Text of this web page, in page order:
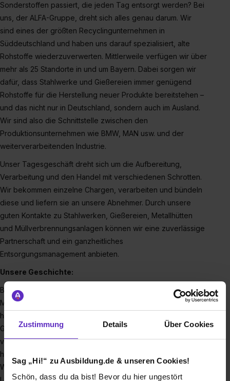
Zustimmung Details Über Cookies
Sag „Hi!“ zu Ausbildung.de & unseren Cookies!
Schön, dass du da bist! Bevor du hier ungestört
Sonderstoffen passiert, die jeden Tag entsorgt werden? Bei
uns, der ALFA-Gruppe, dreht sich alles genau darum. Wir
sind eines der größten Recyclingunternehmen in
Süddeutschland und haben uns darauf spezialisiert, alte
Rohstoffe wiederzuverwerten. Mittlerweile verfügen wir über
mehr als 25 Standorte in und um Bayern. Dabei sorgen wir
dafür, dass Stahlwerke und Gießereien immer genügend
Rohstoffe für die Herstellung neuer Produkte bereitstehen –
und das nicht nur in Deutschland, sondern auch im Ausland.
Wir sind also die Schnittstelle zwischen den
Produktionsunternehmen wie BMW, MAN usw. und der
weiterverarbeitenden Industrie.
Unser Tagesgeschäft dreht sich um die Aufbereitung,
Verarbeitung und den Handel mit verschiedenen Schrotten.
Wir bekommen einzelne Chargen, verarbeiten und bündeln
diese und liefern sie an unsere Abnehmer. Durch unsere
guten Kontakte zu Stahlwerken, Gießereien, Metallhütten
und Müllverbrennungsanlagen können wir eine zuverlässige
Partnerschaft und ein ganzheitliches
Entsorgungsmanagement anbieten.
Unsere Geschichte:
Bei der Gründung unserer Zentrale der ALFA Rohstoffhandel
München GmbH im Jahr 1996 in Gräfelfing bei München
hatten wir das Ziel, Stahlschrotte an Stahlwerke und
Gießereien sowohl im Inland als auch im Ausland zu
vertreiben und deren Versorgung zu gewährleisten. Seitdem
hat sich unser Unternehmen kontinuierlich weiterentwickelt.
Was als reines Handelsunternehmen begann, hat sich im